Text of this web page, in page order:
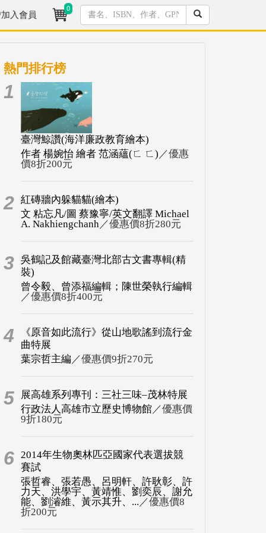
入會員
0
熱門排行榜
1
臺灣鯨讚(海洋廉政教育繪本)
作者 楊婉怡 繪者 范涵蘊(ㄈ ㄈ) ／優惠
價8折200元
2 紅磚牆內躲貓貓(繪本)
文 粘忘凡/圖 蔡豫寧/英文翻譯 Michael
A. Nakhiengchanh／優惠價8折280元
3 吳鶴記及館藏臺灣北部古文書專輯(精
裝)
曾令毅、曾添福編輯；陳世榮執行編輯
／優惠價8折400元
4
《原音如此流行》從山地歌謠到流行金
曲特展
葉宗哲主編 ／優惠價9折270元
5
展高雄系列專刊：三社三味–茂林特展
行政法人高雄市立歷史博物館／優惠價
9折180元
6 2014年生物奧林匹亞國家代表選拔競
賽試
張哲睿、張若愚、呂明軒、許耿彰、許
力天、洪學宇、黃靖惟、劉奕辰、謝允
能、劉濬維、黃示其升、... ／優惠價8
折200元